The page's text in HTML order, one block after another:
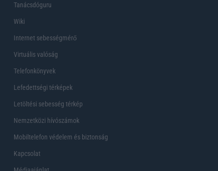
Tanácsdóguru
Wiki
Internet sebességmérő
Virtuális valóság
Telefonkönyvek
Lefedettségi térképek
Letöltési sebesség térkép
Nemzetközi hívószámok
Mobiltelefon védelem és biztonság
Kapcsolat